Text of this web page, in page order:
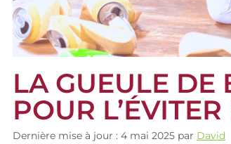
LA GUEULE DE
POUR
Dernière mise à jour : 4 mai 2025 par David